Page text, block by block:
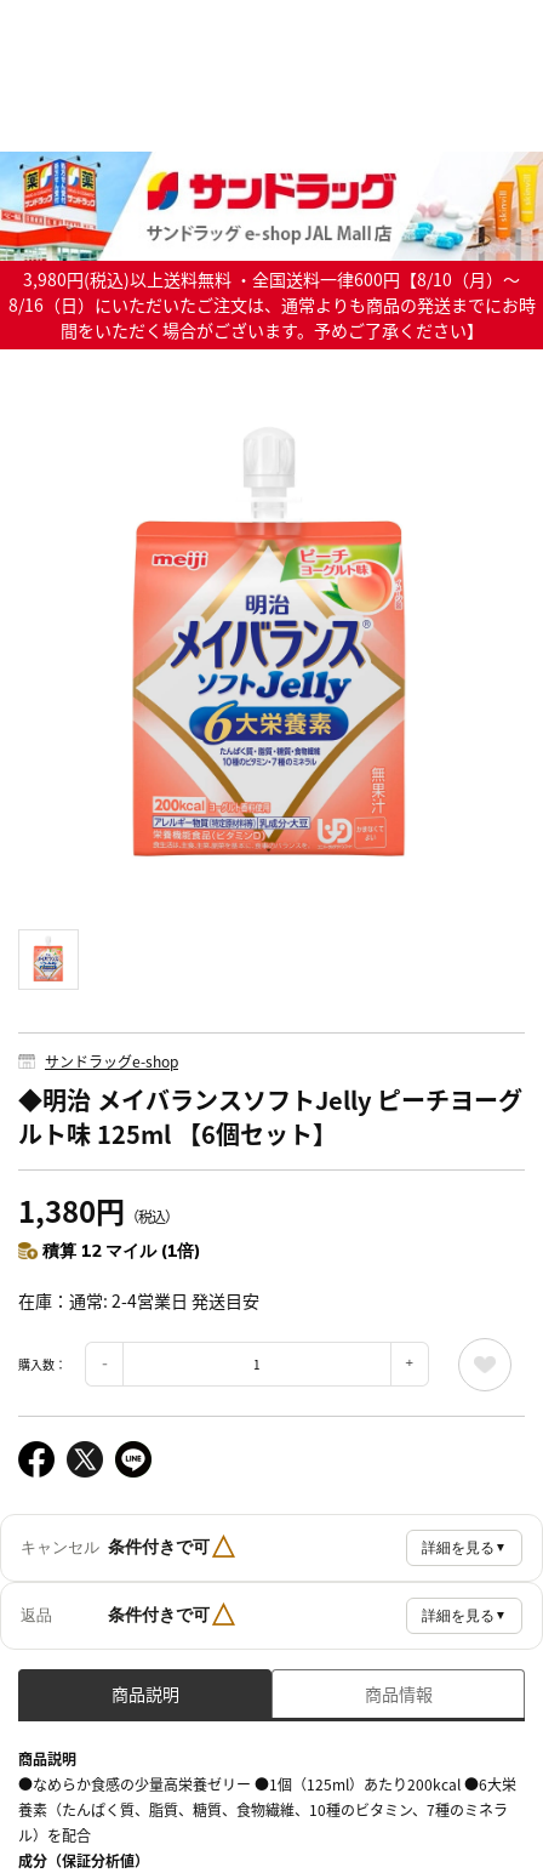
3,980円(税込)以上送料無料 ・全国送料一律600円【8/10（月）～
8/16（日）にいただいたご注文は、通常よりも商品の発送までにお時
間をいただく場合がございます。予めご了承ください】
サンドラッグe-shop
◆明治 メイバランスソフトJelly ピーチヨーグ
ルト味 125ml 【6個セット】
1,380円 （税込）
積算 12 マイル (1倍)
在庫 通常: 2-4営業日 発送目安
購入数：
キャンセル 条件付きで可△ 詳細を見る ▼
返品 条件付きで可△ 詳細を見る ▼
商品説明 商品情報
商品説明
●なめらか食感の少量高栄養ゼリー ●1個（125ml）あたり200kcal ●6大栄
養素（たんぱく質、脂質、糖質、食物繊維、10種のビタミン、7種のミネラ
ル）を配合
成分（保証分析値）